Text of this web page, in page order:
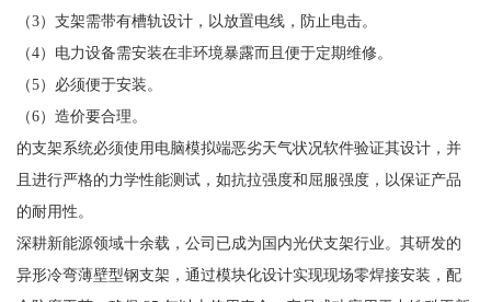
（3）支架需带有槽轨设计，以放置电线，防止电击。
（4）电力设备需安装在非环境暴露而且便于定期维修。
（5）必须便于安装。
（6）造价要合理。
的支架系统必须使用电脑模拟端恶劣天气状况软件验证其设计，并
且进行严格的力学性能测试，如抗拉强度和屈服强度，以保证产品
的耐用性。
深耕新能源领域十余载，公司已成为国内光伏支架行业。其研发的
异形冷弯薄壁型钢支架，通过模块化设计实现现场零焊接安装，配